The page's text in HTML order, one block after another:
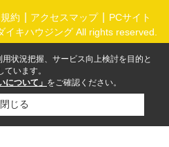
約 アクセスマップ
PCサイト
キハウジング All rights reserved.
状況把握、サービス向上検討を目的と
います。
について」 をご確認ください。
閉じる